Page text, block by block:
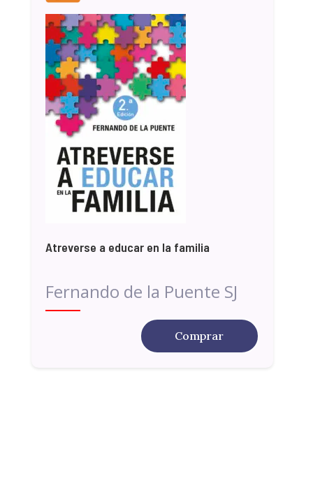
Atreverse a educar en la familia
Fernando de la Puente SJ
Comprar